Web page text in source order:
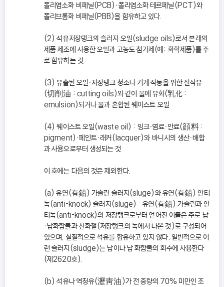
폴리염소화 비페닐(PCB)ㆍ폴리염소화 테르페닐(PCT)와
폴리브롬화 비페닐(PBB)을 함유하고 있다.
(2) 석유저장탱크의 슬러지 오일(sludge oils)로서 본래의
제품 제조에 사용한 오일과 고농도 첨가제(예: 화학제품)를 주
로 함유하는 것
(3) 유출된 오일ㆍ저장탱크 청소나 기계 작동을 위한 절삭유
(切削油 : cutting oils)와 같이 물에 유화(乳化 :
emulsion)되거나 물과 혼합된 웨이스트 오일
(4) 웨이스트 오일(waste oil) : 잉크ㆍ염료ㆍ안료(顔料 :
pigment)ㆍ페인트ㆍ래커(lacquer)와 바니시의 생산ㆍ배합
과 사용으로부터 생성되는 것
이 호에는 다음의 것은 제외한다.
(a) 유연(有鉛) 가솔린 슬러지(sluge)와 유연(有鉛) 안티
녹(anti-knock) 슬러지(sluge) : 유연(有鉛) 가솔린과 안
티녹(anti-knock)의 저장탱크로부터 얻어진 이들은 주로 납
ㆍ납화합물과 산화철(저장탱크의 녹에서 나온 것)로 구성되어
있으며, 실질적으로 석유를 함유하고 있지 않다. 일반적으로 이
런 슬러지(sludge)는 납이나 납 화합물의 회수에 사용한다
(제2620호).
(b) 석유나 역청유(瀝靑油)가 전 중량의 70% 미만인 조